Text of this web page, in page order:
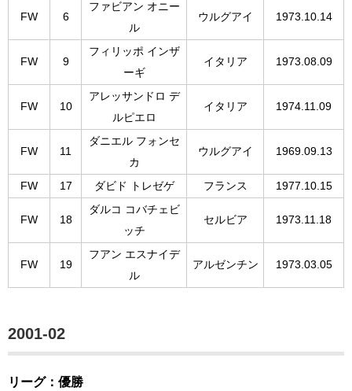
FW 6
ファビアン オニー
ル
ウルグアイ 1973.10.14
FW 9
フィリッポ インザ
ーギ
イタリア 1973.08.09
FW 10
アレッサンドロ デ
ルピエロ
イタリア 1974.11.09
FW 11
ダニエル フォンセ
カ
ウルグアイ 1969.09.13
FW 17 ダビド トレゼゲ フランス 1977.10.15
FW 18
ダルコ コバチェビ
ッチ
セルビア 1973.11.18
FW 19
フアン エスナイデ
ル
アルゼンチン 1973.03.05
2001-02
リーグ：優勝